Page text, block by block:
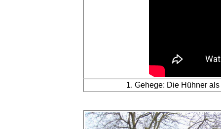
1. Gehege: Die Hühner